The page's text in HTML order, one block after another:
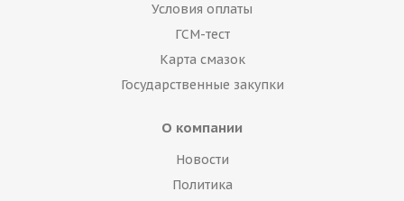
Условия оплаты
ГСМ-тест
Карта смазок
Государственные закупки
О компании
Новости
Политика